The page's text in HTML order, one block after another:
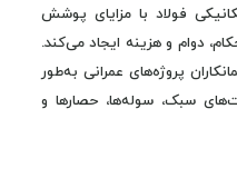
فولاد با مزایای پوشش
دوام و هزینه ایجاد می‌کند.
پروژه‌های عمرانی به‌طور
سبک، سوله‌ها، حصارها و